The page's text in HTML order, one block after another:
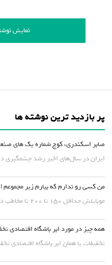
نمایش
پر بازدید ترین نوشته ها
صابر اسکندری، کوچ شماره یک های
ایران در سال‌های اخیر رشد چشمگیری
من کسی رو ندارم که بیارم زیر مجموعم
موبایلش حداقل ۱۵۰ تا ۲۰۰ تا مخاطب داره، پس مشکل اصلی...
همه چیز در مورد ابر باشگاه اقتصادی
تخفیفات یا همان ابر باشگاه اقتصادی